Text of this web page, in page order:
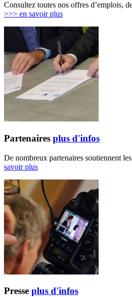
Consultez toutes nos offres d’emplois,
>>> en savoir plus
Partenaires plus d'infos
De nombreux partenaires soutiennent
savoir plus
Presse plus d'infos